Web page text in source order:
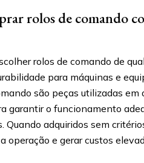
rolos de comando
rolos de comando de
para máquinas e
são peças utilizadas em
garantir o funcionamento
Quando adquiridos sem
operação e gerar custos